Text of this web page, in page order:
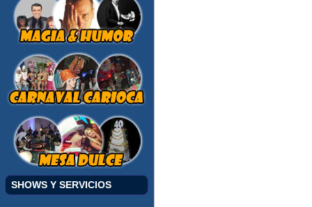
SHOWS Y SERVICIOS